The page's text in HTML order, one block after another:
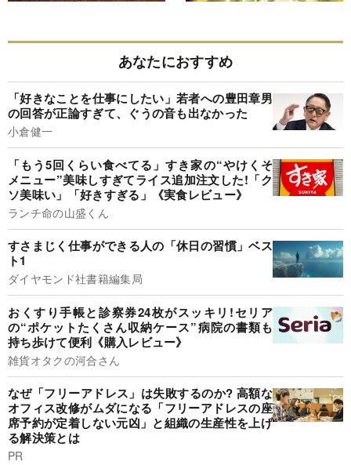
あなたにおすすめ
「好きなことを仕事にしたい」若者への豊田章男
の回答が正論すぎて、ぐうの音も出なかった
小倉健一
「もう5回くらい食べてる」すき家の“やけくそ
メニュー”美味しすぎてライス追加注文した!「ク
ソ美味い」「好きすぎる」《実食レビュー》
ランチ命の山盛くん
すさまじく仕事ができる人の「休日の習慣」ベス
ト1
ダイヤモンド社書籍編集局
おくすり手帳と診察券24枚がスッキリ!セリア
の“ポケットたくさん収納ケース”病院の書類も
持ち歩けて便利《購入レビュー》
雑貨オタクの河合さん
なぜ「フリーアドレス」は失敗するのか? 高額な
オフィス改修がムダになる「フリーアドレスの座
席予約が定着しない元凶」と組織の生産性を上げ
る解決策とは
PR